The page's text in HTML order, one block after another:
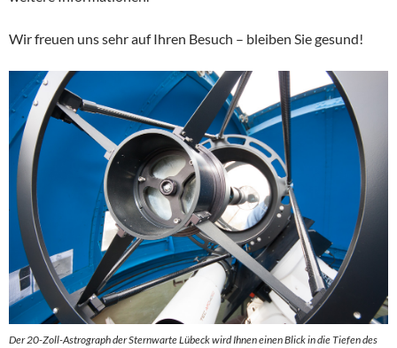
Wir freuen uns sehr auf Ihren Besuch – bleiben Sie gesund!
Der 20-Zoll-Astrograph der Sternwarte Lübeck wird Ihnen einen Blick in die Tiefen des